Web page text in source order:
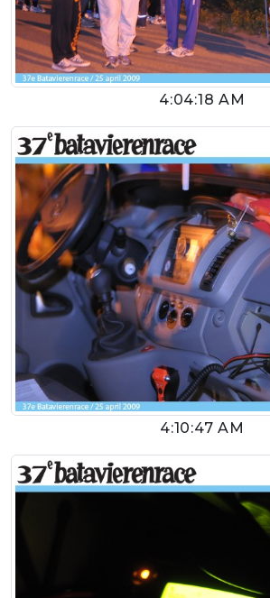
4:04:18 AM
4:10:47 AM